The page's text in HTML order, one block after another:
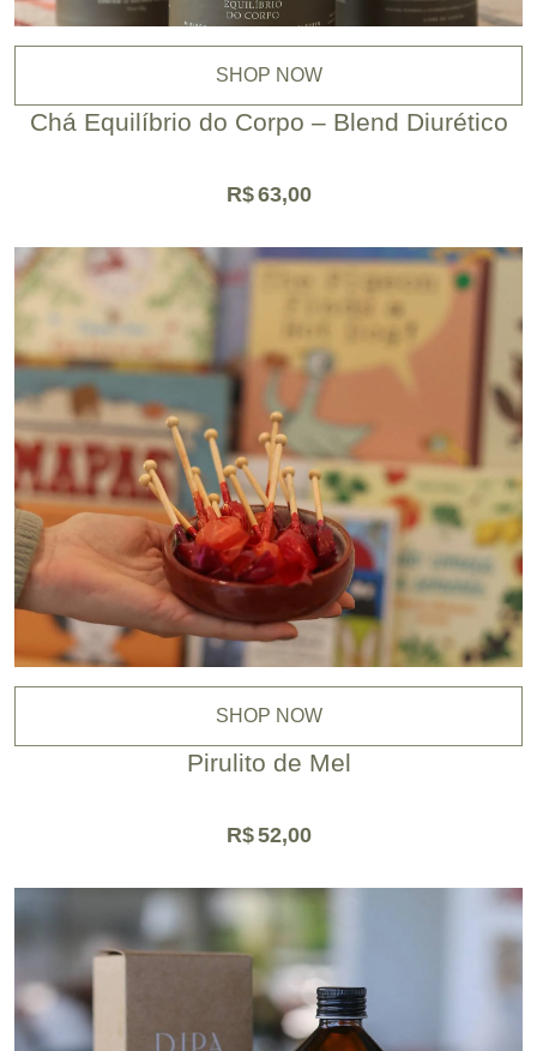
SHOP NOW
Chá Equilíbrio do Corpo – Blend Diurético
R$63,00
SHOP NOW
Pirulito de Mel
R$52,00